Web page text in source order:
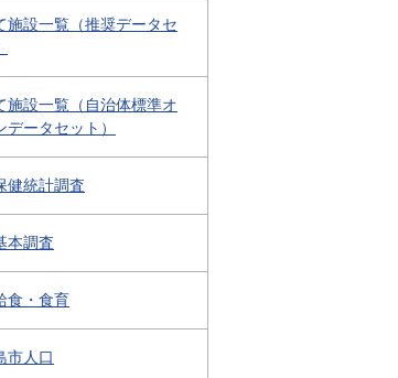
施設一覧（推奨データセ
施設一覧（自治体標準オ
データセット）
健統計調査
本調査
食・食育
市人口